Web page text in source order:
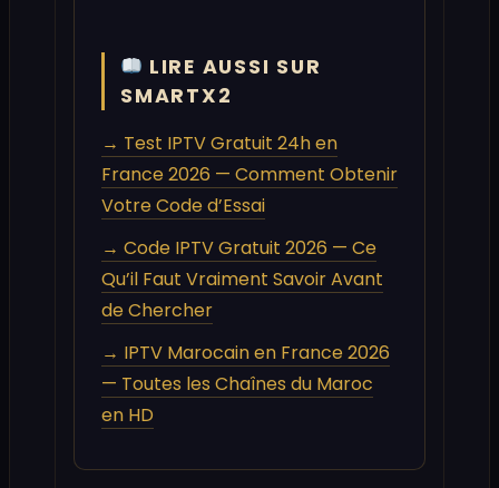
LIRE AUSSI SUR
SMARTX2
→ Test IPTV Gratuit 24h en
France 2026 — Comment Obtenir
Votre Code d’Essai
→ Code IPTV Gratuit 2026 — Ce
Qu’il Faut Vraiment Savoir Avant
de Chercher
→ IPTV Marocain en France 2026
— Toutes les Chaînes du Maroc
en HD